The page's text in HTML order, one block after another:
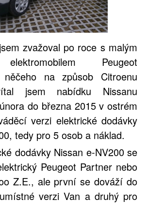
zvažoval po roce s malým
Peugeot
na způsob Citroenu
jsem nabídku Nissanu
do března 2015 v ostrém
verzi elektrické dodávky
tedy pro 5 osob a náklad.
dodávky Nissan e-NV200 se
Peugeot Partner nebo
Z.E., ale první se dováží do
verzi Van a druhý pro